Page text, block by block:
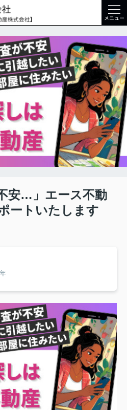
メニュー
安…」エース不動
ートいたします